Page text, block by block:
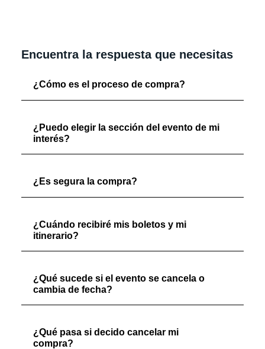
Encuentra la respuesta que necesitas
¿Cómo es el proceso de compra?
¿Puedo elegir la sección del evento de mi
interés?
¿Es segura la compra?
¿Cuándo recibiré mis boletos y mi
itinerario?
¿Qué sucede si el evento se cancela o
cambia de fecha?
¿Qué pasa si decido cancelar mi
compra?